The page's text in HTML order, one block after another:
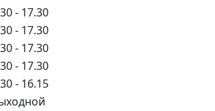
- 17.30
- 17.30
- 17.30
- 17.30
- 16.15